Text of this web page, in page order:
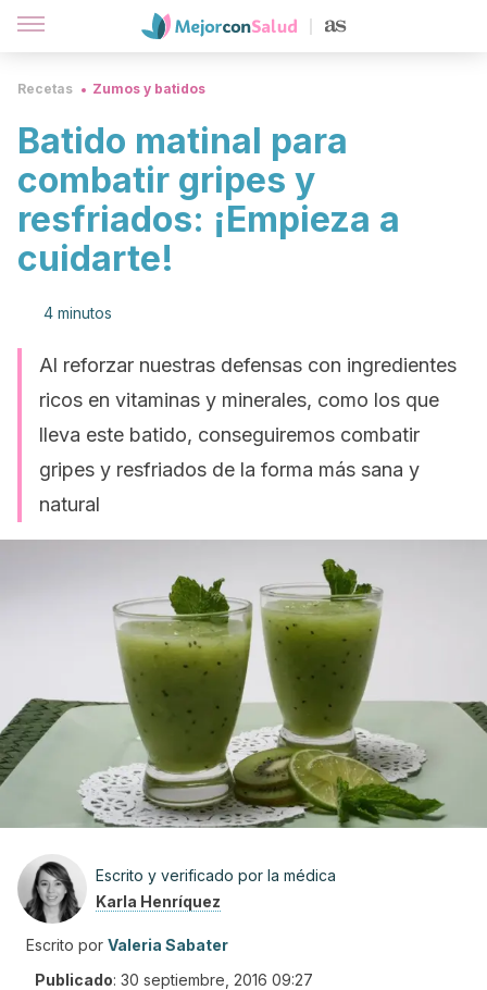
Recetas Zumos y batidos
Batido matinal para
combatir gripes y
resfriados: ¡Empieza a
cuidarte!
4 minutos
Al reforzar nuestras defensas con ingredientes
ricos en vitaminas y minerales, como los que
lleva este batido, conseguiremos combatir
gripes y resfriados de la forma más sana y
natural
Escrito y verificado por la médica
Karla Henríquez
Escrito por Valeria Sabater
Publicado: 30 septiembre, 2016 09:27